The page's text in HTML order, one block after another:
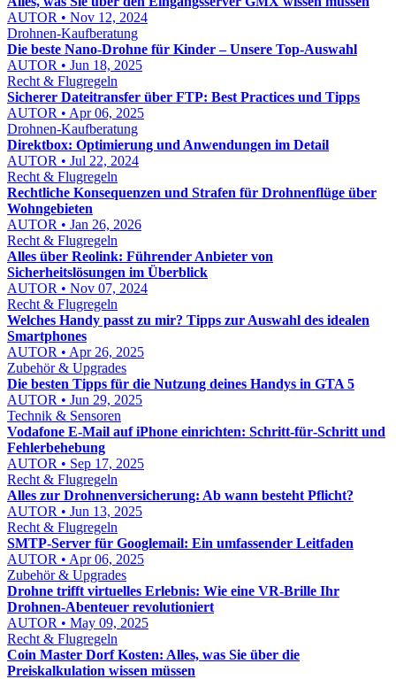
AUTOR • Nov 12, 2024
Drohnen-Kaufberatung
Die beste Nano-Drohne für Kinder – Unsere Top-Auswahl
AUTOR • Jun 18, 2025
Recht & Flugregeln
Sicherer Dateitransfer über FTP: Best Practices und Tipps
AUTOR • Apr 06, 2025
Drohnen-Kaufberatung
Direktbox: Optimierung und Anwendungen im Detail
AUTOR • Jul 22, 2024
Recht & Flugregeln
Rechtliche Konsequenzen und Strafen für Drohnenflüge über
Wohngebieten
AUTOR • Jan 26, 2026
Recht & Flugregeln
Alles über Reolink: Führender Anbieter von
Sicherheitslösungen im Überblick
AUTOR • Nov 07, 2024
Recht & Flugregeln
Welches Handy passt zu mir? Tipps zur Auswahl des idealen
Smartphones
AUTOR • Apr 26, 2025
Zubehör & Upgrades
Die besten Tipps für die Nutzung deines Handys in GTA 5
AUTOR • Jun 29, 2025
Technik & Sensoren
Vodafone E‑Mail auf iPhone einrichten: Schritt‑für‑Schritt und
Fehlerbehebung
AUTOR • Sep 17, 2025
Recht & Flugregeln
Alles zur Drohnenversicherung: Ab wann besteht Pflicht?
AUTOR • Jun 13, 2025
Recht & Flugregeln
SMTP-Server für Googlemail: Ein umfassender Leitfaden
AUTOR • Apr 06, 2025
Zubehör & Upgrades
Drohne trifft virtuelles Erlebnis: Wie eine VR-Brille Ihr
Drohnen-Abenteuer revolutioniert
AUTOR • May 09, 2025
Recht & Flugregeln
Coin Master Dorf Kosten: Alles, was Sie über die
Preiskalkulation wissen müssen